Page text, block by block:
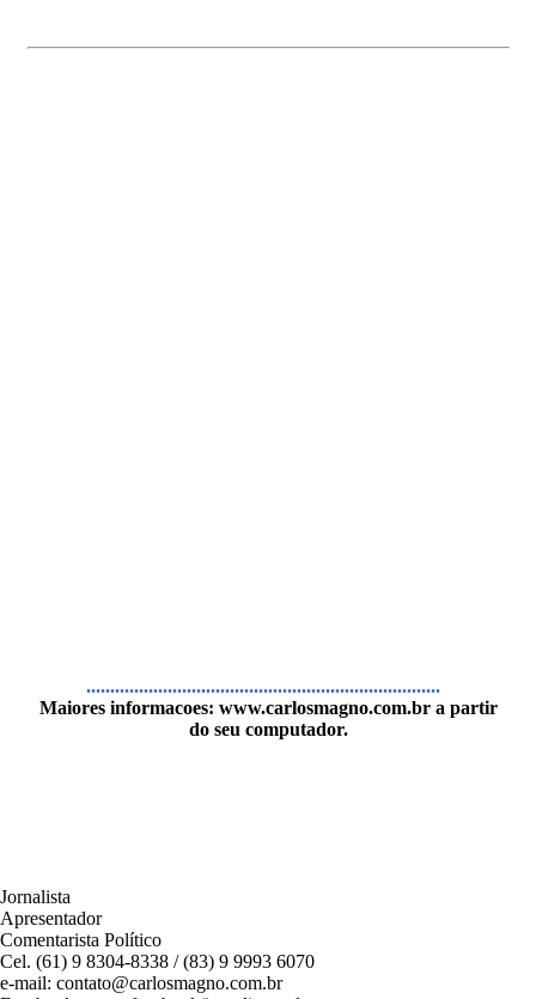
..........................................................................
Maiores informacoes: www.carlosmagno.com.bra partir
do seu computador.
Jornalista
Apresentador
Comentarista Político
Cel. (61) 9 8304-8338 / (83) 9 9993 6070
e-mail: contato@carlosmagno.com.br